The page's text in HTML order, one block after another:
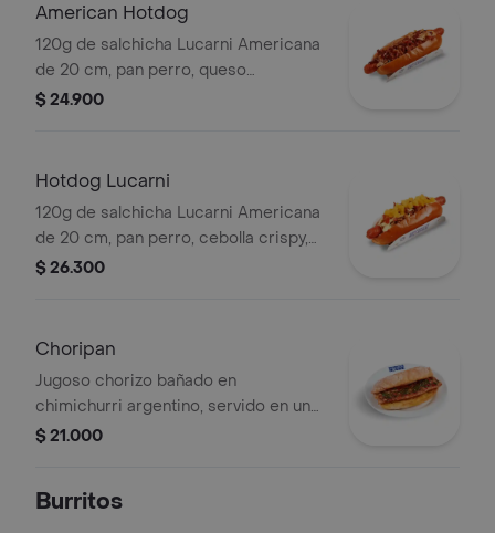
American Hotdog
120g de salchicha Lucarni Americana
de 20 cm, pan perro, queso
americano, cebolla grille, tocineta,
$ 24.900
Hotdog Lucarni
120g de salchicha Lucarni Americana
de 20 cm, pan perro, cebolla crispy,
piña macerada, queso mozarella,
$ 26.300
Choripan
Jugoso chorizo bañado en
chimichurri argentino, servido en un
crujiente pan ciabatta.
$ 21.000
Burritos